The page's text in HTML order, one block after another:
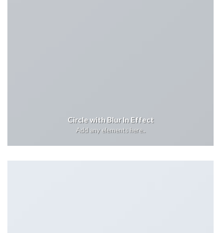
Circle with Blur In Effect
Add any elements here..